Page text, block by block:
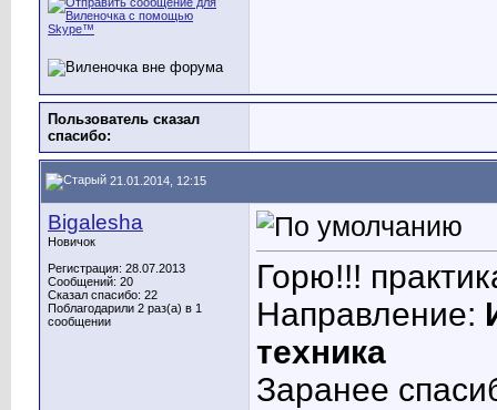
Пользователь сказал
cпасибо:
21.01.2014, 12:15
Bigalesha
Новичок
Регистрация: 28.07.2013
Сообщений: 20
Сказал спасибо: 22
Поблагодарили 2 раз(а) в 1
сообщении
Горю!!!
Направление:
техника
Заранее